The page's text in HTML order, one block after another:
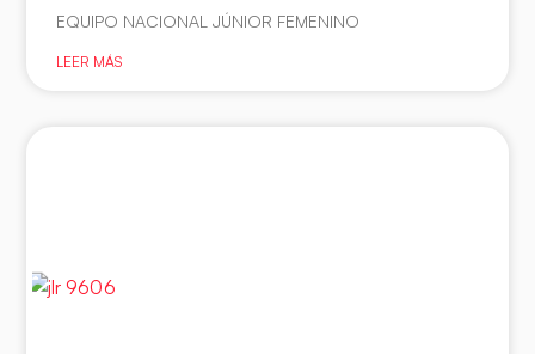
EQUIPO NACIONAL JÚNIOR FEMENINO
LEER MÁS